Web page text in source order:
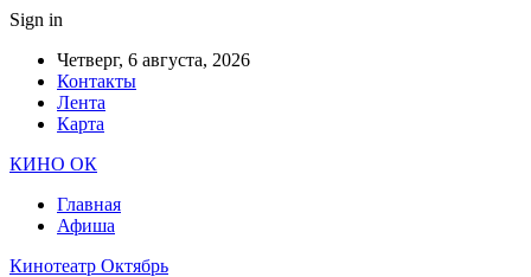
Sign in
Четверг, 6 августа, 2026
Контакты
Лента
Карта
КИНО ОК
Главная
Афиша
Кинотеатр Октябрь